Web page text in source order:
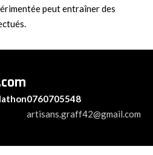
peut entraîner des
0760705548
artisans.graff42@gmail.com